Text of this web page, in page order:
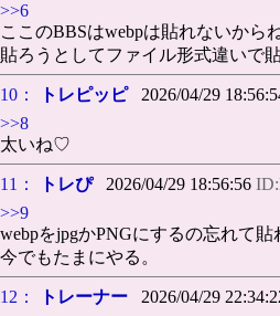
>>6
ここのBBSはwebpは貼れないから
貼ろうとしてファイル形式違いで
10： トレピッピ2026/04/29
>>8
太いね♡
11： トレぴ2026/04/29 18:56:56
>>9
webpをjpgかPNGにするの忘れて貼
今でもたまにやる。
12： トレーナー 2026/04/29